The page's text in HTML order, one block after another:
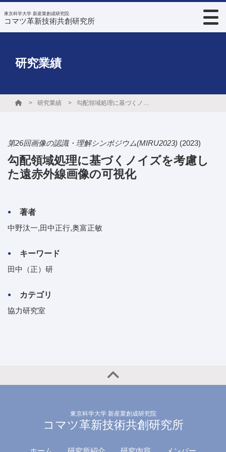
東京科学大学 新産業創成研究院
コマツ革新技術共創研究所
研究業績
研究業績 勾配領域処理に基づくノイズを考慮した遠赤外線画像の可視化
第26回画像の認識・理解シンポジウム(MIRU2023) (2023)
勾配領域処理に基づくノイズを考慮し
た遠赤外線画像の可視化
著者
中野汰一,田中正行,奥富正敏
キーワード
田中（正）研
カテゴリ
協力研究室
東京科学大学 新産業創成研究院
コマツ革新技術共創研究所